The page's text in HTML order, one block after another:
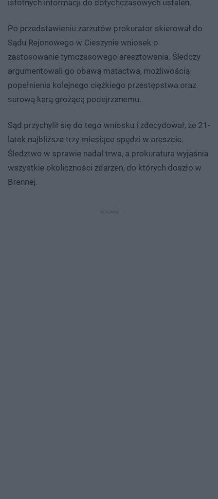
istotnych informacji do dotychczasowych ustaleń.
Po przedstawieniu zarzutów prokurator skierował do
Sądu Rejonowego w Cieszynie wniosek o
zastosowanie tymczasowego aresztowania. Śledczy
argumentowali go obawą matactwa, możliwością
popełnienia kolejnego ciężkiego przestępstwa oraz
surową karą grożącą podejrzanemu.
Sąd przychylił się do tego wniosku i zdecydował, że 21-
latek najbliższe trzy miesiące spędzi w areszcie.
Śledztwo w sprawie nadal trwa, a prokuratura wyjaśnia
wszystkie okoliczności zdarzeń, do których doszło w
Brennej.